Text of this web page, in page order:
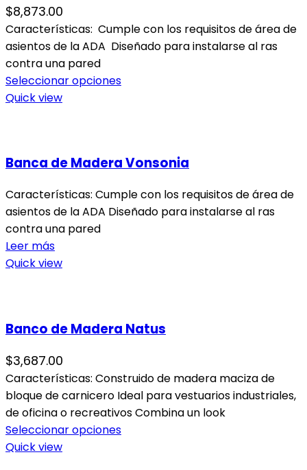
$8,873.00
Características: Cumple con los requisitos de área de
asientos de la ADA Diseñado para instalarse al ras
contra una pared
Seleccionar opciones
Quick view
Banca de Madera Vonsonia
Características: Cumple con los requisitos de área de
asientos de la ADA Diseñado para instalarse al ras
contra una pared
Leer más
Quick view
Banco de Madera Natus
$3,687.00
Características: Construido de madera maciza de
bloque de carnicero Ideal para vestuarios industriales,
de oficina o recreativos Combina un look
Seleccionar opciones
Quick view